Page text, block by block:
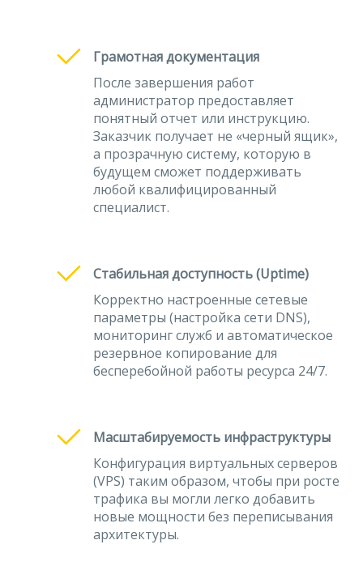
Грамотная документация
После завершения работ
администратор предоставляет
понятный отчет или инструкцию.
Заказчик получает не «черный ящик»,
а прозрачную систему, которую в
будущем сможет поддерживать
любой квалифицированный
специалист.
Стабильная доступность (Uptime)
Корректно настроенные сетевые
параметры (настройка сети DNS),
мониторинг служб и автоматическое
резервное копирование для
бесперебойной работы ресурса 24/7.
Масштабируемость инфраструктуры
Конфигурация виртуальных серверов
(VPS) таким образом, чтобы при росте
трафика вы могли легко добавить
новые мощности без переписывания
архитектуры.